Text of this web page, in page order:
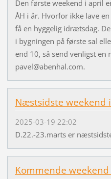
Den første weekend i april
ÅH i år. Hvorfor ikke lave
få en hyggelig idrætsdag.
i bygningen på første sal
end 10, så send venligst en
pavel@abenhal.com.
Næstsidste weekend
2025-03-19 22:02
D.22.-23.marts er
Kommende